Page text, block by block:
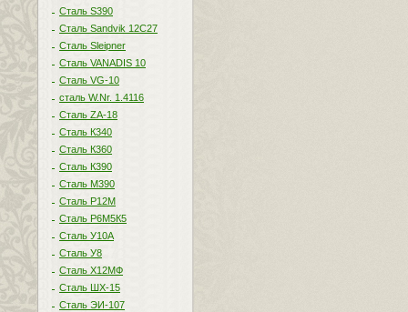
Сталь S390
Сталь Sandvik 12C27
Сталь Sleipner
Сталь VANADIS 10
Сталь VG-10
сталь W.Nr. 1.4116
Сталь ZA-18
Сталь К340
Сталь К360
Сталь К390
Сталь М390
Сталь Р12М
Сталь Р6М5К5
Сталь У10А
Сталь У8
Сталь Х12МФ
Сталь ШХ-15
Сталь ЭИ-107